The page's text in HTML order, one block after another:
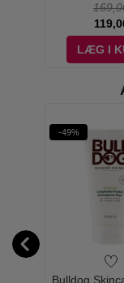
LÆG I
-49%
Bulldog